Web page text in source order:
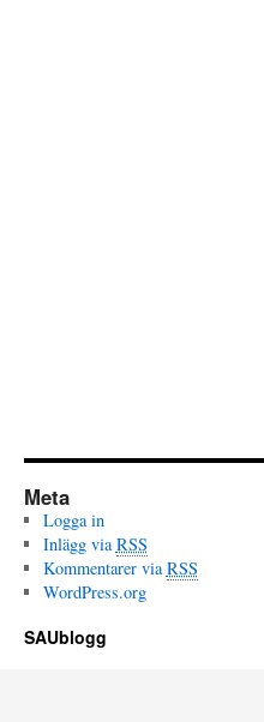
Meta
Logga in
Inlägg viaRSS
Kommentarer viaRSS
WordPress.org
SAUblogg